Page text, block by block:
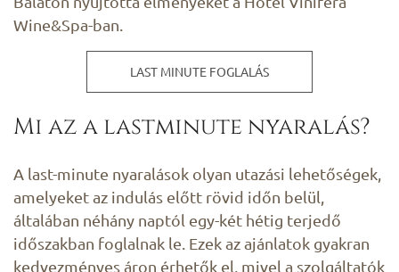
Wine&Spa-ban.
LAST MINUTE FOGLALÁS
Mi az a lastminute nyaralás?
A last-minute nyaralások olyan utazási lehetőségek,
amelyeket az indulás előtt rövid időn belül,
általában néhány naptól egy-két hétig terjedő
időszakban foglalnak le. Ezek az ajánlatok gyakran
kedvezményes áron érhetők el, mivel a szolgáltatók